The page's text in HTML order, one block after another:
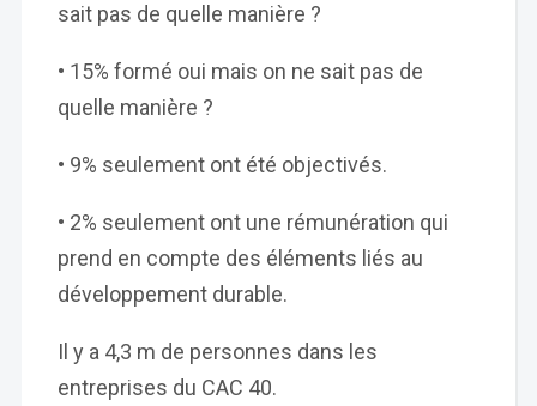
sait pas de quelle manière ?
• 15% formé oui mais on ne sait pas de
quelle manière ?
• 9% seulement ont été objectivés.
• 2% seulement ont une rémunération qui
prend en compte des éléments liés au
développement durable.
Il y a 4,3 m de personnes dans les
entreprises du CAC 40.